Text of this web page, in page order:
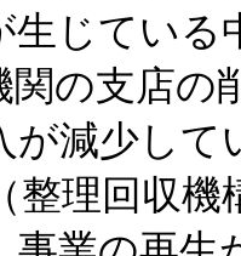
生じている
の支店の
が減少して
理回収機